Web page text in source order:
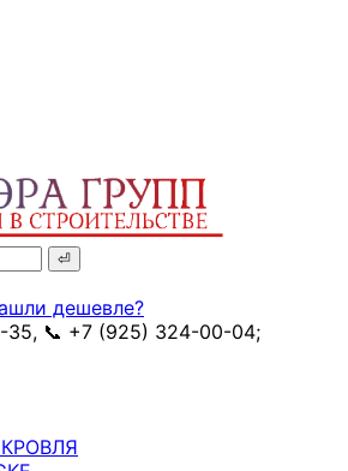
дешевле?
35, 📞 +7 (925) 324-00-04;